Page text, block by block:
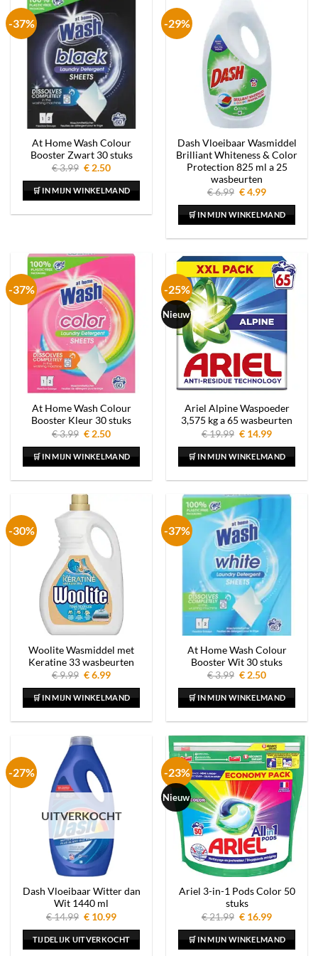
-37%
At Home Wash Colour
Booster Zwart 30 stuks
€3.99 Oorspronkelijke
was:
€ 3.99.
€2.50Huidige
is:
€ 2.50.
🛒 IN MIJN WINKELMAND
-29%
Dash Vloeibaar Wasmiddel
Brilliant Whiteness & Color
Protection 825 ml a 25
wasbeurten
€6.99 Oorspronkelijke
was:
€ 6.99.
€4.99Huidige
is:
€ 4.99.
🛒 IN MIJN WINKELMAND
-37%
At Home Wash Colour
Booster Kleur 30 stuks
€3.99 Oorspronkelijke
was:
€ 3.99.
€ 2.50Huidige
is:
€ 2.50.
🛒 IN MIJN WINKELMAND
-25%
Nieuw
Ariel Alpine Waspoeder
3,575 kg a 65 wasbeurten
€19.99 Oorspronkelijke
was:
€ 19.99.
€ 14.99Huidige
is:
€ 14.99.
🛒 IN MIJN WINKELMAND
-30%
Woolite Wasmiddel met
Keratine 33 wasbeurten
€9.99 Oorspronkelijke
was:
€ 9.99.
€6.99Huidige
is:
€ 6.99.
🛒 IN MIJN WINKELMAND
-37%
At Home Wash Colour
Booster Wit 30 stuks
€3.99 Oorspronkelijke
was:
€ 3.99.
€2.50Huidige
is:
€ 2.50.
🛒 IN MIJN WINKELMAND
-27%
UITVERKOCHT
Dash Vloeibaar Witter dan
Wit 1440 ml
€14.99 Oorspronkelijke
was:
€ 14.99.
€ 10.99Huidige
is:
€ 10.99.
TIJDELIJK UITVERKOCHT
-23%
Nieuw
Ariel 3-in-1 Pods Color 50
stuks
€21.99 Oorspronkelijke
was:
€ 21.99.
€ 16.99Huidige
is:
€ 16.99.
🛒 IN MIJN WINKELMAND